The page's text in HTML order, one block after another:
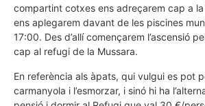
compartint cotxes ens adreçarem cap a la
ens aplegarem davant de les piscines
17:00. Des d’allí començarem l’ascensió
cap al refugi de la Mussara.
En referència als àpats, qui vulgui es pot
carmanyola i l’esmorzar, i sinó hi ha